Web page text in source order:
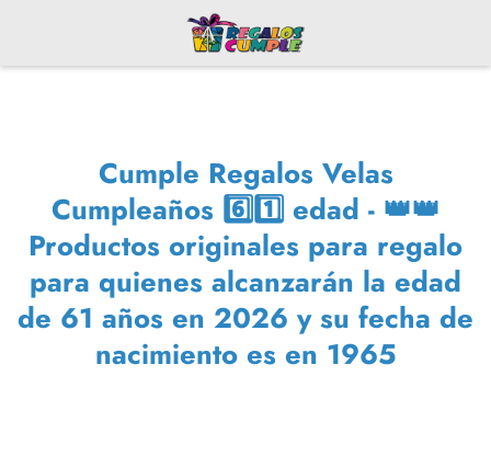
Cumple Regalos Velas
Cumpleaños 6️⃣1️⃣ edad - 👑👑
Productos originales para regalo
para quienes alcanzarán la edad
de 61 años en 2026 y su fecha de
nacimiento es en 1965